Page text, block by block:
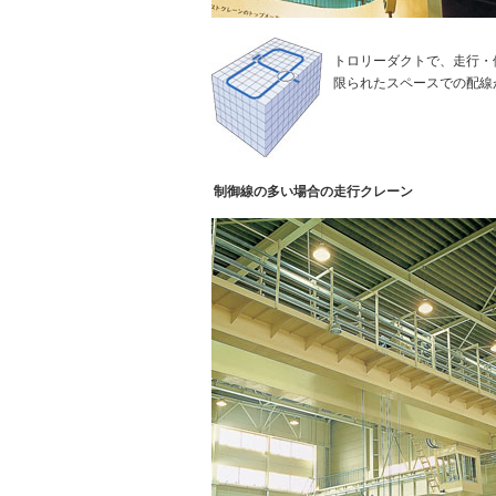
トロリーダクトで、走行
限られたスペースでの配
制御線の多い場合の走行クレーン